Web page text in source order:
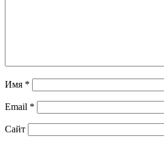
Имя *
Email *
Сайт